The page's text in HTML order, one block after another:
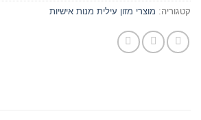
קטגוריה: מוצרי מזון עילית מנות אישיות